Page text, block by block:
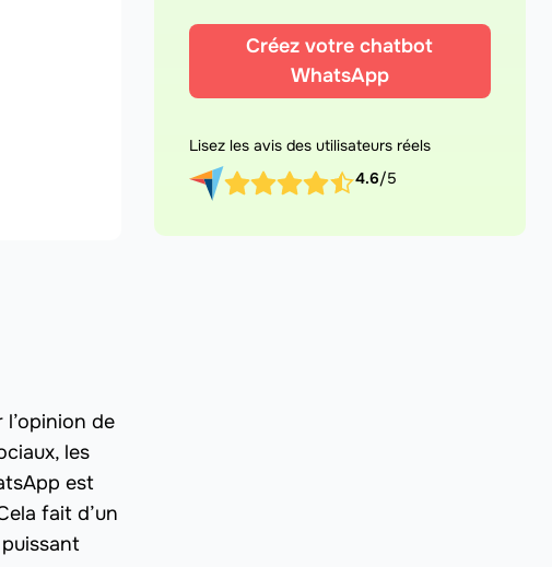
de
les
est
fait d’un
Créez votre chatbot
WhatsApp
Lisez les avis des utilisateurs réels
4.6/5